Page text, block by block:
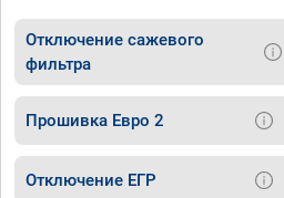
Отключение сажевого
фильтра
Прошивка Евро 2
Отключение ЕГР